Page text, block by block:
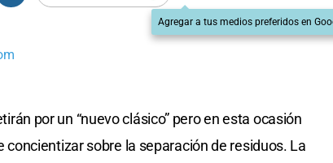
Agregar a tus medios preferidos en
por un “nuevo clásico” pero en esta ocasión
sobre la separación de residuos. La